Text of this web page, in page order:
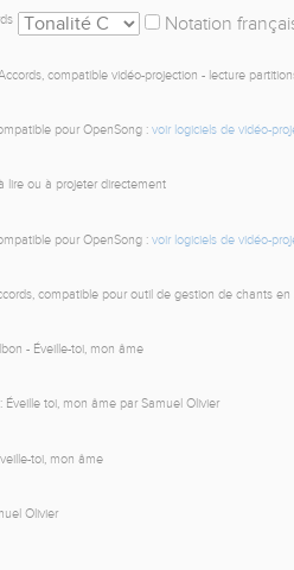
Notation
compatible vidéo-projection - lecture
pour OpenSong :voir logiciels de vidéo-
lire ou à projeter directement
pour OpenSong :voir logiciels de vidéo-
compatible pour outil de gestion de chants en
- Éveille-toi, mon âme
Éveille toi, mon âme par Samuel Olivier
toi, mon âme
Olivier